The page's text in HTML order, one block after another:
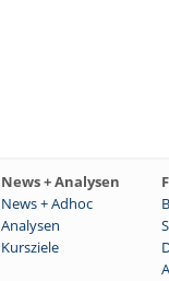
News + Analysen
News + Adhoc
Analysen
Kursziele